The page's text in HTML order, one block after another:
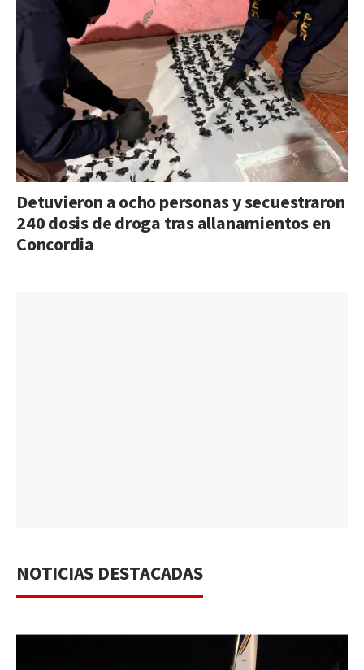
Detuvieron a ocho personas y secuestraron
240 dosis de droga tras allanamientos en
Concordia
NOTICIAS DESTACADAS